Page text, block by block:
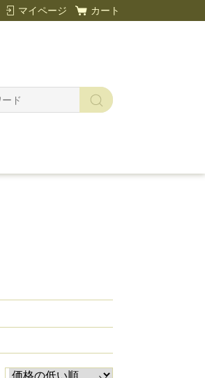
マイページ カート